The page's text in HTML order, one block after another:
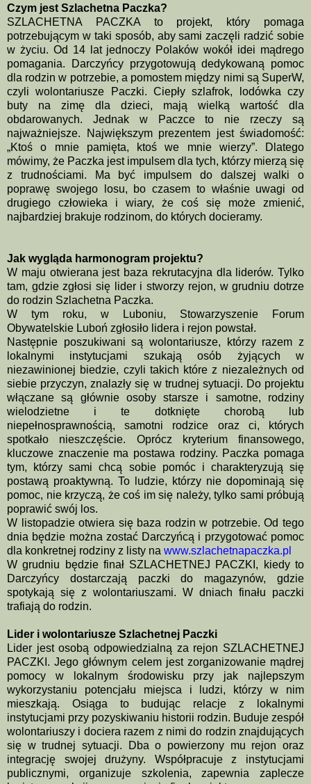
Czym jest Szlachetna Paczka?
SZLACHETNA PACZKA to projekt, który pomaga
potrzebującym w taki sposób, aby sami zaczęli radzić sobie
w życiu. Od 14 lat jednoczy Polaków wokół idei mądrego
pomagania. Darczyńcy przygotowują dedykowaną pomoc
dla rodzin w potrzebie, a pomostem między nimi są SuperW,
czyli wolontariusze Paczki. Ciepły szlafrok, lodówka czy
buty na zimę dla dzieci, mają wielką wartość dla
obdarowanych. Jednak w Paczce to nie rzeczy są
najważniejsze. Największym prezentem jest świadomość:
„Ktoś o mnie pamięta, ktoś we mnie wierzy”. Dlatego
mówimy, że Paczka jest impulsem dla tych, którzy mierzą się
z trudnościami. Ma być impulsem do dalszej walki o
poprawę swojego losu, bo czasem to właśnie uwagi od
drugiego człowieka i wiary, że coś się może zmienić,
najbardziej brakuje rodzinom, do których docieramy.
Jak wygląda harmonogram projektu?
W maju otwierana jest baza rekrutacyjna dla liderów. Tylko
tam, gdzie zgłosi się lider i stworzy rejon, w grudniu dotrze
do rodzin Szlachetna Paczka.
W tym roku, w Luboniu, Stowarzyszenie Forum
Obywatelskie Luboń zgłosiło lidera i rejon powstał.
Następnie poszukiwani są wolontariusze, którzy razem z
lokalnymi instytucjami szukają osób żyjących w
niezawinionej biedzie, czyli takich które z niezależnych od
siebie przyczyn, znalazły się w trudnej sytuacji. Do projektu
włączane są głównie osoby starsze i samotne, rodziny
wielodzietne i te dotknięte chorobą lub
niepełnosprawnością, samotni rodzice oraz ci, których
spotkało nieszczęście. Oprócz kryterium finansowego,
kluczowe znaczenie ma postawa rodziny. Paczka pomaga
tym, którzy sami chcą sobie pomóc i charakteryzują się
postawą proaktywną. To ludzie, którzy nie dopominają się
pomoc, nie krzyczą, że coś im się należy, tylko sami próbują
poprawić swój los.
W listopadzie otwiera się baza rodzin w potrzebie. Od tego
dnia będzie można zostać Darczyńcą i przygotować pomoc
dla konkretnej rodziny z listy na www.szlachetnapaczka.pl
W grudniu będzie finał SZLACHETNEJ PACZKI, kiedy to
Darczyńcy dostarczają paczki do magazynów, gdzie
spotykają się z wolontariuszami. W dniach finału paczki
trafiają do rodzin.
Lider i wolontariusze Szlachetnej Paczki
Lider jest osobą odpowiedzialną za rejon SZLACHETNEJ
PACZKI. Jego głównym celem jest zorganizowanie mądrej
pomocy w lokalnym środowisku przy jak najlepszym
wykorzystaniu potencjału miejsca i ludzi, którzy w nim
mieszkają. Osiąga to budując relacje z lokalnymi
instytucjami przy pozyskiwaniu historii rodzin. Buduje zespół
wolontariuszy i dociera razem z nimi do rodzin znajdujących
się w trudnej sytuacji. Dba o powierzony mu rejon oraz
integrację swojej drużyny. Współpracuje z instytucjami
publicznymi, organizuje szkolenia, zapewnia zaplecze